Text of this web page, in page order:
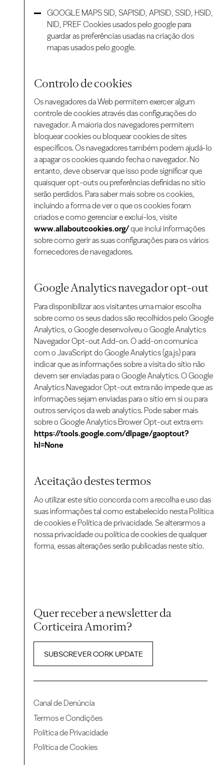
GOOGLE MAPS SID, SAPISID, APISID, SSID, HSID,
NID, PREF Cookies usados pelo google para
guardar as preferências usadas na criação dos
mapas usados pelo google.
Controlo de cookies
Os navegadores da Web permitem exercer algum
controle de cookies através das configurações do
navegador. A maioria dos navegadores permitem
bloquear cookies ou bloquear cookies de sites
específicos. Os navegadores também podem ajudá-lo
a apagar os cookies quando fecha o navegador. No
entanto, deve observar que isso pode significar que
quaisquer opt-outs ou preferências definidas no sítio
serão perdidos. Para saber mais sobre os cookies,
incluindo a forma de ver o que os cookies foram
criados e como gerenciar e excluí-los, visite
www.allaboutcookies.org/que inclui informações
sobre como gerir as suas configurações para os vários
fornecedores de navegadores.
Google Analytics navegador opt-out
Para disponibilizar aos visitantes uma maior escolha
sobre como os seus dados são recolhidos pelo Google
Analytics, o Google desenvolveu o Google Analytics
Navegador Opt-out Add-on. O add-on comunica
com o JavaScript do Google Analytics (ga.js) para
indicar que as informações sobre a visita do sítio não
devem ser enviadas para o Google Analytics. O Google
Analytics Navegador Opt-out extra não impede que as
informações sejam enviadas para o sítio em si ou para
outros serviços da web analytics. Pode saber mais
sobre o Google Analytics Brower Opt-out extra em:
https://tools.google.com/dlpage/gaoptout?
hl=None
Aceitação destes termos
Ao utilizar este sítio concorda com a recolha e uso das
suas informações tal como estabelecido nesta Política
de cookies e Política de privacidade. Se alterarmos a
nossa privacidade ou política de cookies de qualquer
forma, essas alterações serão publicadas neste sítio.
Quer receber a newsletter da
Corticeira Amorim?
SUBSCREVER CORK UPDATE
Canal de Denúncia
Termos e Condições
Política de Privacidade
Política de Cookies